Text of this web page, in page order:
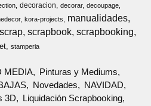
decoracion decorar
decoupage
kora-projects manualidades
scrap scrapbook scrapbooking
stamperia
MEDIA
Pinturas y Mediums
Novedades
NAVIDAD
3D
Liquidación Scrapbooking